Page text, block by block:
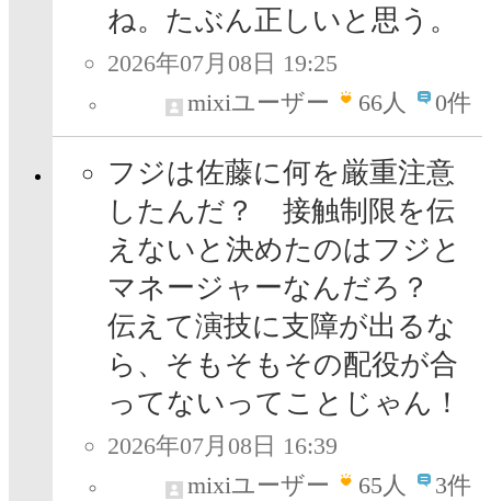
ね。たぶん正しいと思う。
2026年07月08日 19:25
mixiユーザー
66人 0件
フジは佐藤に何を厳重注意
したんだ？ 接触制限を伝
えないと決めたのはフジと
マネージャーなんだろ？
伝えて演技に支障が出るな
ら、そもそもその配役が合
ってないってことじゃん！
2026年07月08日 16:39
mixiユーザー
65人 3件